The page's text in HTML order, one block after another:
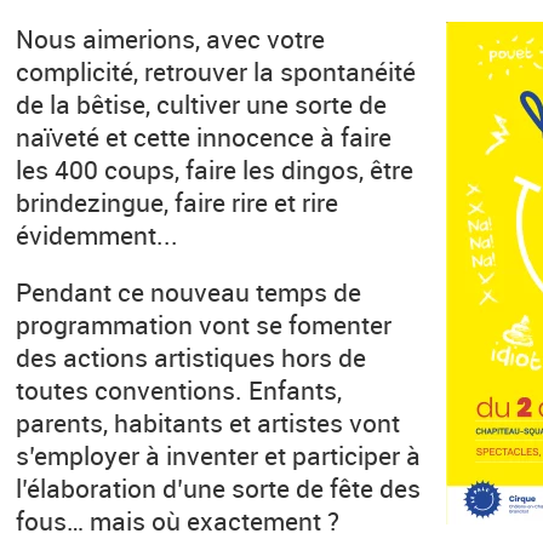
Nous aimerions, avec votre
complicité, retrouver la spontanéité
de la bêtise, cultiver une sorte de
naïveté et cette innocence à faire
les 400 coups, faire les dingos, être
brindezingue, faire rire et rire
évidemment...
Pendant ce nouveau temps de
programmation vont se fomenter
des actions artistiques hors de
toutes conventions. Enfants,
parents, habitants et artistes vont
s’employer à inventer et participer à
l’élaboration d’une sorte de fête des
fous… mais où exactement ?